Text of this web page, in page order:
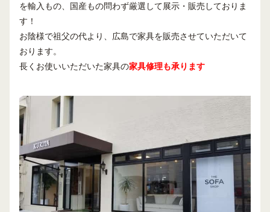
を輸入もの、国産もの問わず厳選して展示・販売しておりま
す！
お陰様で祖父の代より、広島で家具を販売させていただいて
おります。
長くお使いいただいた家具の家具修理も承ります